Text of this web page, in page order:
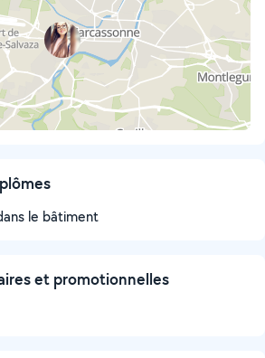
le bâtiment
et promotionnelles